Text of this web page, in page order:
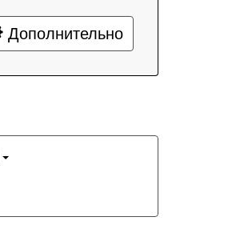
Дополнительно